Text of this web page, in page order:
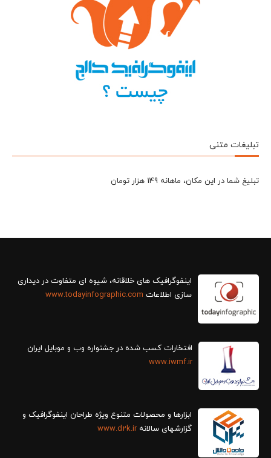
تبلیغات متنی
تبلیغ شما در این مکان، ماهانه 149 هزار تومان
سازی اطلاعات www.todayinfographic.com
افتخارات کسب شده در جشنواره وب و موبایل ایران
www.iwmf.ir
ابزارها و محصولات متنوع ویژه طراحان اینفوگرافیک و
گزارش‎های سالانه
www.d2k.ir